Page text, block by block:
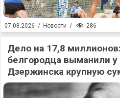
07.08.2026 / Новости / 286
Дело на 17,8
белгородца выманили
Дзержинска крупную